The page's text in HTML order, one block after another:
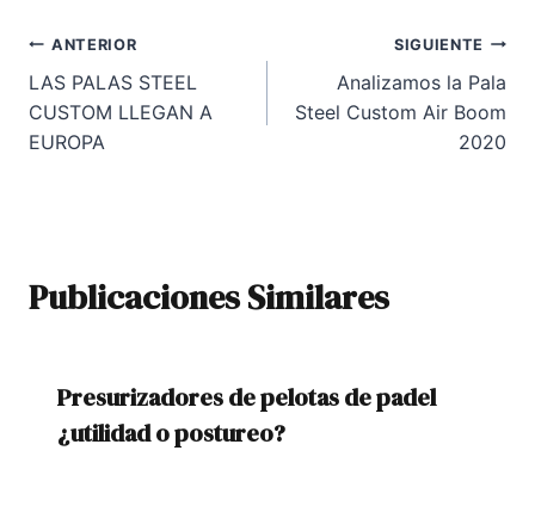
Navegación
de
entradas
ANTERIOR
LAS PALAS STEEL
CUSTOM LLEGAN A
EUROPA
SIGUIENTE
Analizamos la Pala
Steel Custom Air Boom
2020
Publicaciones Similares
Presurizadores de pelotas de padel
¿utilidad o postureo?